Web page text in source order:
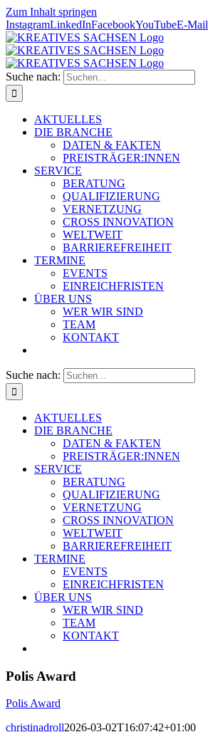
Zum Inhalt springen
InstagramLinkedInFacebookYouTubeE-Mail
Suche nach:
AKTUELLES
DIE BRANCHE
DATEN & FAKTEN
PREISTRÄGER:INNEN
SERVICE
BERATUNG
QUALIFIZIERUNG
VERNETZUNG
CROSS INNOVATION
WELTWEIT
BARRIEREFREIHEIT
TERMINE
EVENTS
EINREICHFRISTEN
ÜBER UNS
WER WIR SIND
TEAM
KONTAKT
Suche nach:
AKTUELLES
DIE BRANCHE
DATEN & FAKTEN
PREISTRÄGER:INNEN
SERVICE
BERATUNG
QUALIFIZIERUNG
VERNETZUNG
CROSS INNOVATION
WELTWEIT
BARRIEREFREIHEIT
TERMINE
EVENTS
EINREICHFRISTEN
ÜBER UNS
WER WIR SIND
TEAM
KONTAKT
Polis Award
Polis Award
christinadroll2026-03-02T16:07:42+01:00